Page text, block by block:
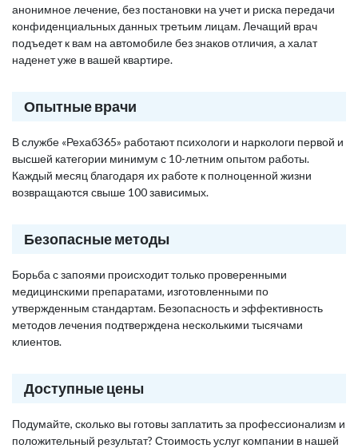
анонимное лечение, без постановки на учет и риска передачи
конфиденциальных данных третьим лицам. Лечащий врач
подъедет к вам на автомобиле без знаков отличия, а халат
наденет уже в вашей квартире.
Опытные врачи
В службе «Рехаб365» работают психологи и наркологи первой и
высшей категории минимум с 10-летним опытом работы.
Каждый месяц благодаря их работе к полноценной жизни
возвращаются свыше 100 зависимых.
Безопасные методы
Борьба с запоями происходит только проверенными
медицинскими препаратами, изготовленными по
утвержденным стандартам. Безопасность и эффективность
методов лечения подтверждена несколькими тысячами
клиентов.
Доступные цены
Подумайте, сколько вы готовы заплатить за профессионализм и
положительный результат? Стоимость услуг компании в нашей